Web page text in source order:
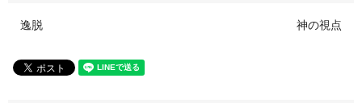
逸脱 神の視点